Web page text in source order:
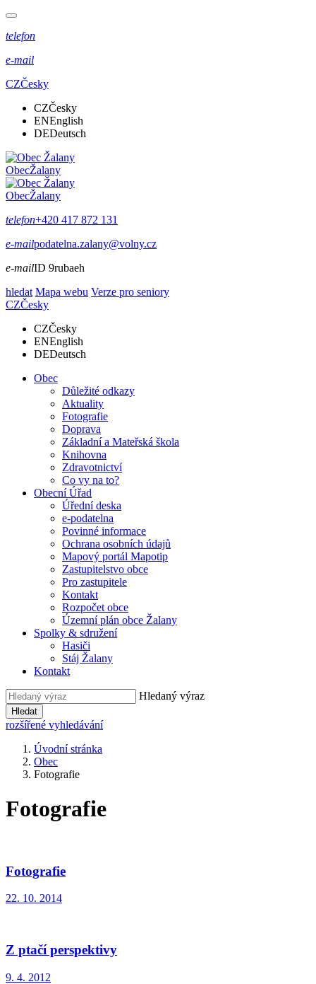
telefon
e-mail
CZČesky
CZČesky
ENEnglish
DEDeutsch
ObecŽalany
ObecŽalany
telefon+420 417 872 131
e-mailpodatelna.zalany@volny.cz
e-mailID 9rubaeh
hledat Mapa webu Verze pro seniory
CZČesky
CZČesky
ENEnglish
DEDeutsch
Obec
Důležité odkazy
Aktuality
Fotografie
Doprava
Základní a Mateřská škola
Knihovna
Zdravotnictví
Co vy na to?
Obecní Úřad
Úřední deska
e-podatelna
Povinné informace
Ochrana osobních údajů
Mapový portál Mapotip
Zastupitelstvo obce
Pro zastupitele
Kontakt
Rozpočet obce
Územní plán obce Žalany
Spolky & sdružení
Hasiči
Stáj Žalany
Kontakt
Hledaný výraz
Hledat
rozšířené vyhledávání
Úvodní stránka
Obec
Fotografie
Fotografie
Fotografie
22. 10. 2014
Z ptačí perspektivy
9. 4. 2012